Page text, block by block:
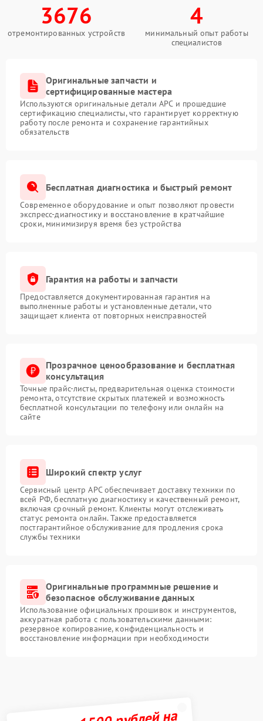
3676
отремонтированных устройств
4
минимальный опыт работы
специалистов
Оригинальные запчасти и
сертифицированные мастера
Используются оригинальные детали APC и прошедшие
сертификацию специалисты, что гарантирует корректную
работу после ремонта и сохранение гарантийных
обязательств
Бесплатная диагностика и быстрый ремонт
Современное оборудование и опыт позволяют провести
экспресс-диагностику и восстановление в кратчайшие
сроки, минимизируя время без устройства
Гарантия на работы и запчасти
Предоставляется документированная гарантия на
выполненные работы и установленные детали, что
защищает клиента от повторных неисправностей
Прозрачное ценообразование и бесплатная
консультация
Точные прайс-листы, предварительная оценка стоимости
ремонта, отсутствие скрытых платежей и возможность
бесплатной консультации по телефону или онлайн на
сайте
Широкий спектр услуг
Сервисный центр APC обеспечивает доставку техники по
всей РФ, бесплатную диагностику и качественный ремонт,
включая срочный ремонт. Клиенты могут отслеживать
статус ремонта онлайн. Также предоставляется
постгарантийное обслуживание для продления срока
службы техники
Оригинальные программные решение и
безопасное обслуживание данных
Использование официальных прошивок и инструментов,
аккуратная работа с пользовательскими данными:
резервное копирование, конфиденциальность и
восстановление информации при необходимости